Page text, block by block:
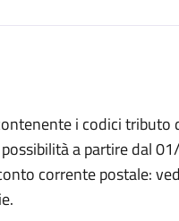
i codici tributo
a partire dal
corrente postale: